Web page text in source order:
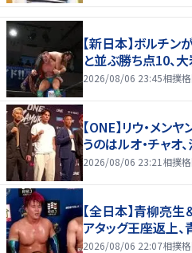
【新日本】ボルチ
と並ぶ勝ち点10、
2026/08/06 23:45相撲
【ONE】リウ・メ
うのはルオ・チャオ
2026/08/06 23:21 相撲
【全日本】青柳亮
アタッグ王座返上
2026/08/06 22:07相撲